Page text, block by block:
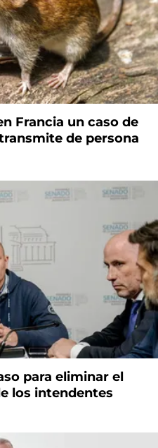
Francia un caso de
de persona
para eliminar el
los intendentes